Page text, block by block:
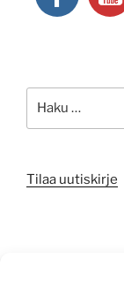
Tilaa uutiskirje